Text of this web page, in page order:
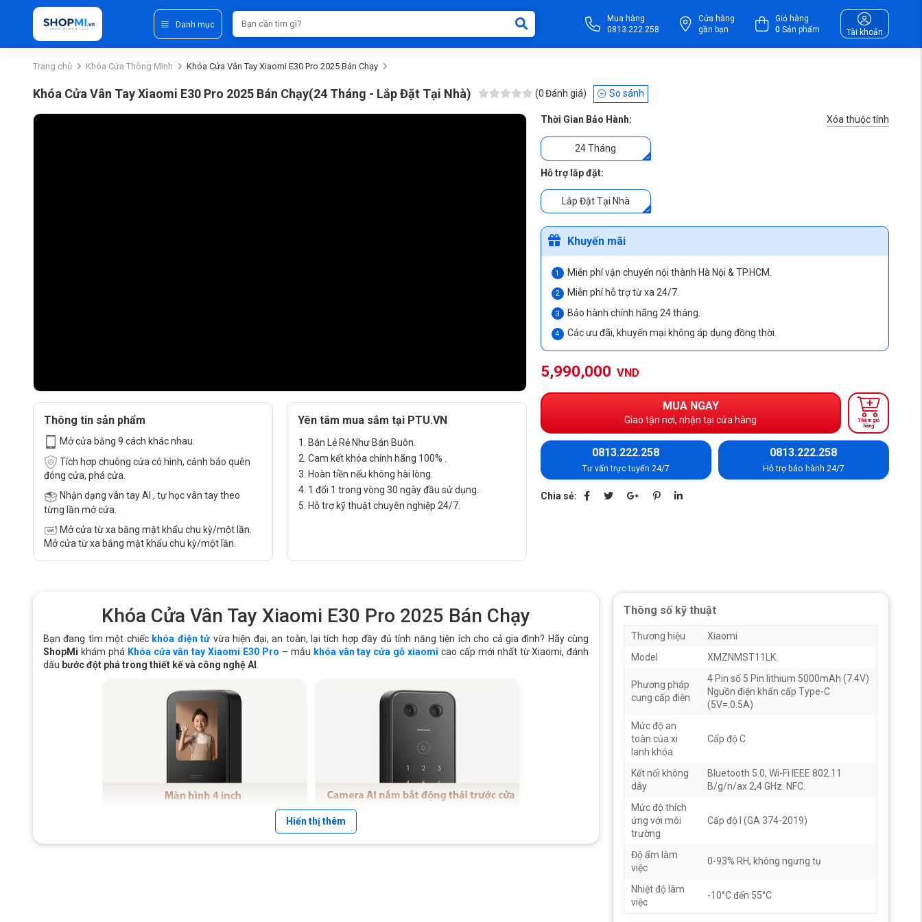
Danh mục
Mua hàng
0813.222.258
Cửa hàng
gần bạn
Giỏ hàng
0Sản phẩm Tài khoản
Trang chủ Khóa Cửa Thông Minh Khóa Cửa Vân Tay Xiaomi E30 Pro 2025 Bán Chạy
Khóa Cửa Vân Tay Xiaomi E30 Pro 2025 Bán Chạy(24 Tháng - Lắp Đặt Tại Nhà) (0Đánh giá) So sánh
Thông tin sản phẩm
Mở cửa bằng 9 cách khác nhau.
Tích hợp chuông cửa có hình, cảnh báo quên
đóng cửa, phá cửa.
Nhận dạng vân tay AI , tự học vân tay theo
từng lần mở cửa.
Mở cửa từ xa bằng mật khẩu chu kỳ/một lần.
Mở cửa từ xa bằng mật khẩu chu kỳ/một lần.
Yên tâm mua sắm tại PTU.VN
Bán Lẻ Rẻ Như Bán Buôn.
Cam kết khóa chính hãng 100% .
Hoàn tiền nếu không hài lòng.
1 đổi 1 trong vòng 30 ngày đầu sử dụng.
Hỗ trợ kỹ thuật chuyên nghiệp 24/7.
Thời Gian Bảo Hành: Xóa thuộc tính
24 Tháng
Hỗ trợ lắp đặt:
Lắp Đặt Tại Nhà
Khuyến mãi
Miễn phí vận chuyển nội thành Hà Nội & TP.HCM.
Miễn phí hỗ trợ từ xa 24/7.
Bảo hành chính hãng 24 tháng.
Các ưu đãi, khuyến mại không áp dụng đồng thời.
5,990,000 VND
MUA NGAY
Giao tận nơi, nhận tại cửa hàng
Thêm giỏ
hàng
0813.222.258
Tư vấn trực tuyến 24/7
0813.222.258
Hỗ trợ bảo hành 24/7
Chia sẻ:
Khóa Cửa Vân Tay Xiaomi E30 Pro 2025 Bán Chạy
Bạn đang tìm một chiếc khóa điện tử vừa hiện đại, an toàn, lại tích hợp đầy đủ tính năng tiện ích cho cả gia đình? Hãy cùng
ShopMi khám phá Khóa cửa vân tay Xiaomi E30 Pro – mẫu khóa vân tay cửa gỗ xiaomi cao cấp mới nhất từ Xiaomi, đánh
dấu bước đột phá trong thiết kế và công nghệ AI
Hiển thị thêm
Thông số kỹ thuật
Thương hiệu
Xiaomi
Model
XMZNMST11LK.
Phương pháp
cung cấp điện
4 Pin số 5 Pin lithium 5000mAh (7.4V)
Nguồn điện khẩn cấp Type-C
(5V=.0.5A)
Mức độ an
toàn của xi
lanh khóa
Cấp độ C
Kết nối không
dây
Bluetooth 5.0, Wi-Fi IEEE 802.11
B/g/n/ax 2,4 GHz. NFC.
Mức độ thích
ứng với môi
trường
Cấp độ I (GA 374-2019)
Độ ẩm làm
việc
0-93% RH, không ngưng tụ
Nhiệt độ làm
việc
-10°C đến 55°C